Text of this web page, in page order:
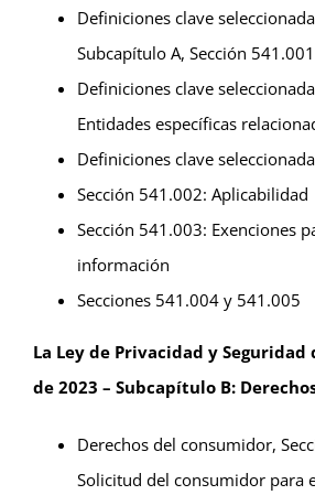
Definiciones clave
Subcapítulo A, Sección 541.001
Definiciones clave
Entidades específicas
Definiciones clave
Sección 541.002: Aplicabilidad
Sección 541.003: Exenciones
información
Secciones 541.004 y 541.005
La Ley de Privacidad y Seguridad
de 2023 – Subcapítulo B:
Derechos del consumidor,
Solicitud del consumidor para